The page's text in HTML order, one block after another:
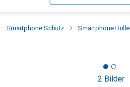
Smartphone Schutz Smartphone Hülle
2 Bilder